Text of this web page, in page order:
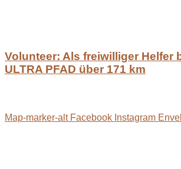
Volunteer: Als freiwilliger Helfer
ULTRA PFAD über 171 km
Map-marker-alt Facebook Instagram